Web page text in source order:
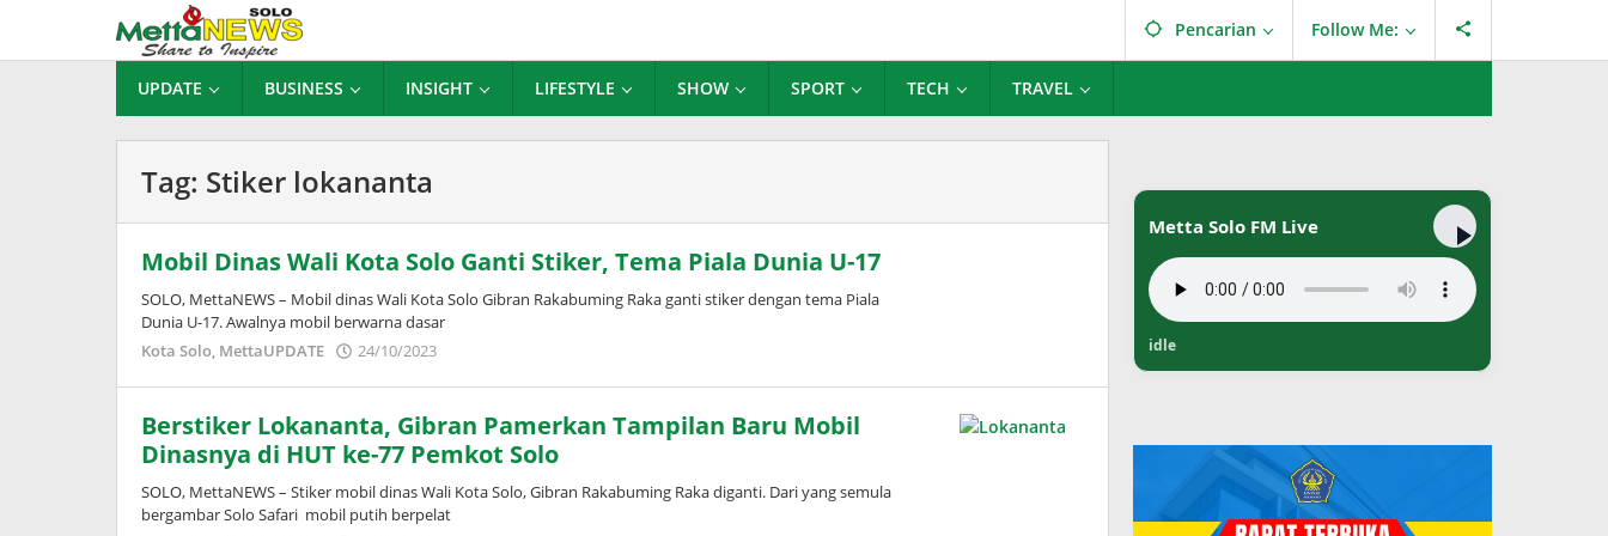
konten
Pencarian Follow Me:
UPDATE BUSINESS INSIGHT LIFESTYLE SHOW SPORT TECH TRAVEL
Tag: Stiker lokananta
Mobil Dinas Wali Kota Solo Ganti Stiker, Tema Piala Dunia U-17
SOLO, MettaNEWS – Mobil dinas Wali Kota Solo Gibran Rakabuming Raka ganti stiker dengan tema Piala
Dunia U-17. Awalnya mobil berwarna dasar
Kota Solo, MettaUPDATE 24/10/2023
Berstiker Lokananta, Gibran Pamerkan Tampilan Baru Mobil
Dinasnya di HUT ke-77 Pemkot Solo
SOLO, MettaNEWS – Stiker mobil dinas Wali Kota Solo, Gibran Rakabuming Raka diganti. Dari yang semula
bergambar Solo Safari mobil putih berpelat
Metta Solo FM Live
idle